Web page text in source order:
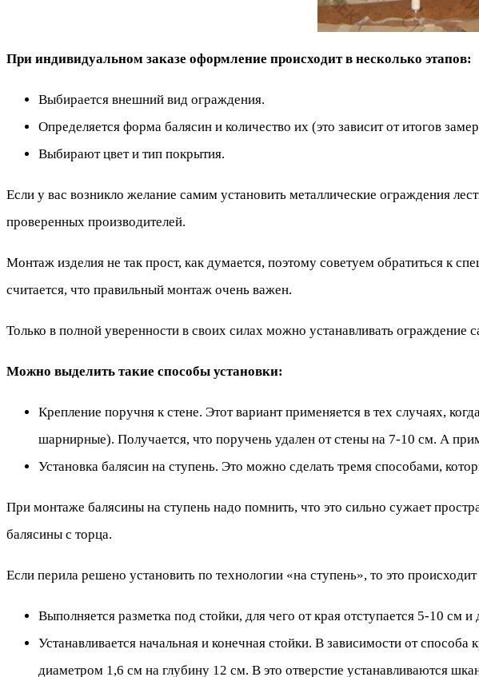
При индивидуальном заказе оформление происходит в несколько этапов:
Выбирается внешний вид ограждения.
Определяется форма балясин и количество их (это зависит от итогов
Выбирают цвет и тип покрытия.
Если у вас возникло желание самим установить металлические ограждения
проверенных производителей.
Монтаж изделия не так прост, как думается, поэтому советуем обратиться к
считается, что правильный монтаж очень важен.
Только в полной уверенности в своих силах можно устанавливать ограждение
Можно выделить такие способы установки:
Крепление поручня к стене. Этот вариант применяется в тех случаях,
шарнирные). Получается, что поручень удален от стены на 7-10 см. А
Установка балясин на ступень. Это можно сделать тремя способами,
При монтаже балясины на ступень надо помнить, что это сильно сужает
балясины с торца.
Если перила решено установить по технологии «на ступень», то это
Выполняется разметка под стойки, для чего от края отступается 5-10
Устанавливается начальная и конечная стойки. В зависимости от
диаметром 1,6 см на глубину 12 см. В это отверстие устанавливаются